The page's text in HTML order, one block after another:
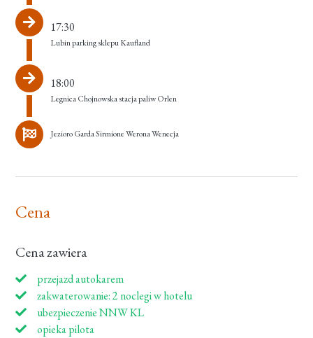
17:30
Lubin parking sklepu Kaufland
18:00
Legnica Chojnowska stacja paliw Orlen
Jezioro Garda Sirmione Werona Wenecja
Cena
Cena zawiera
przejazd autokarem
zakwaterowanie: 2 noclegi w hotelu
ubezpieczenie NNW KL
opieka pilota